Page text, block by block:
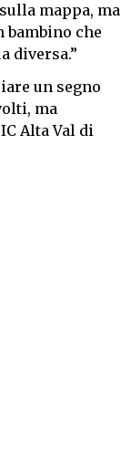
mappa, ma
bambino che
diversa.”
un segno
ma
Alta Val di